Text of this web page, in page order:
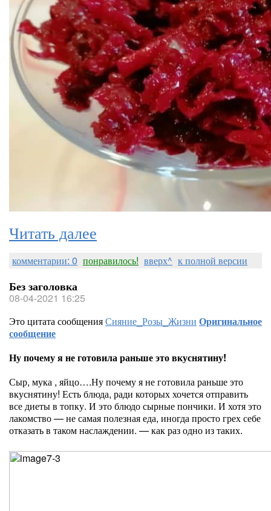
Читать далее
комментарии: 0 понравилось! вверх^ к полной версии
Без заголовка
08-04-2021 16:25
Это цитата сообщенияСияние_Розы_Жизни Оригинальное
сообщение
Ну почему я не готовила раньше это вкуснятину!
Сыр, мука , яйцо….Ну почему я не готовила раньше это
вкуснятину! Есть блюда, ради которых хочется отправить
все диеты в топку. И это блюдо сырные пончики. И хотя это
лакомство — не самая полезная еда, иногда просто грех себе
отказать в таком наслаждении. — как раз одно из таких.